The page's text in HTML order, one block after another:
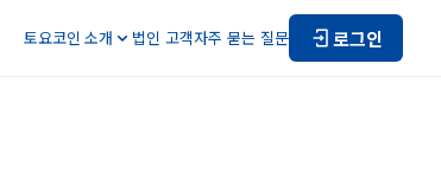
토요코인 소개 법인 고객자주 묻는 질문 로그인